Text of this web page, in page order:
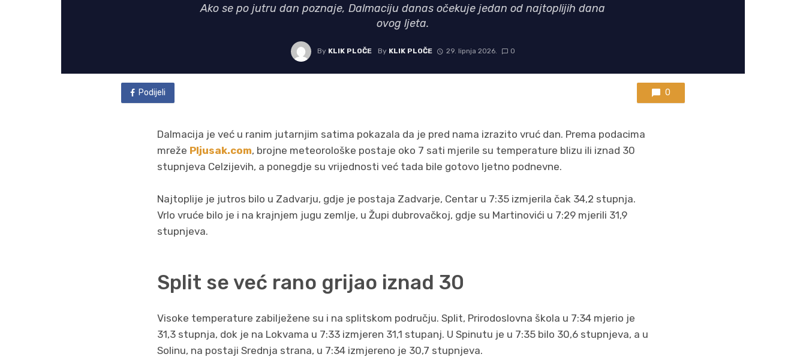
Ako se po jutru dan poznaje, Dalmaciju danas očekuje jedan od najtoplijih dana
ovog ljeta.
By KLIK PLOČE By KLIK PLOČE 29. lipnja 2026. 0
Podijeli 0
Dalmacija je već u ranim jutarnjim satima pokazala da je pred nama izrazito vruć dan. Prema podacima
mreže Pljusak.com, brojne meteorološke postaje oko 7 sati mjerile su temperature blizu ili iznad 30
stupnjeva Celzijevih, a ponegdje su vrijednosti već tada bile gotovo ljetno podnevne.
Najtoplije je jutros bilo u Zadvarju, gdje je postaja Zadvarje, Centar u 7:35 izmjerila čak 34,2 stupnja.
Vrlo vruće bilo je i na krajnjem jugu zemlje, u Župi dubrovačkoj, gdje su Martinovići u 7:29 mjerili 31,9
stupnjeva.
Split se već rano grijao iznad 30
Visoke temperature zabilježene su i na splitskom području. Split, Prirodoslovna škola u 7:34 mjerio je
31,3 stupnja, dok je na Lokvama u 7:33 izmjeren 31,1 stupanj. U Spinutu je u 7:35 bilo 30,6 stupnjeva, a u
Solinu, na postaji Srednja strana, u 7:34 izmjereno je 30,7 stupnjeva.